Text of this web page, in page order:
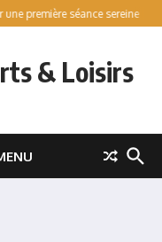
première séance sereine
& Loisirs